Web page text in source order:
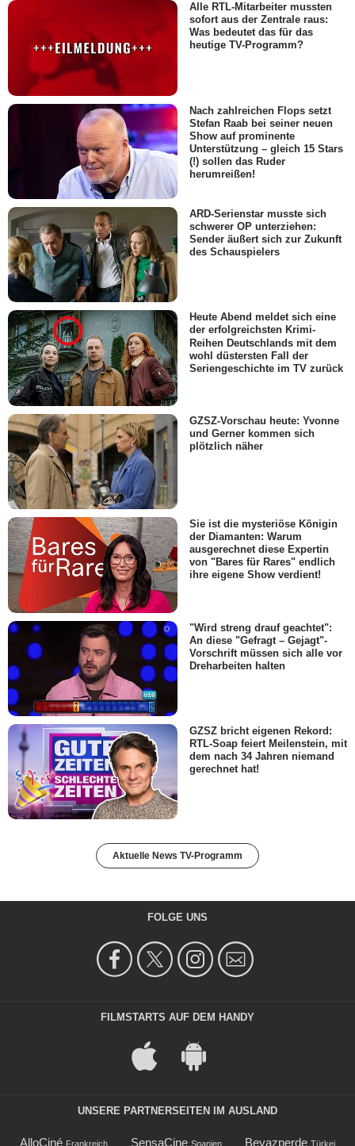
Alle RTL-Mitarbeiter mussten
sofort aus der Zentrale raus:
Was bedeutet das für das
heutige TV-Programm?
Nach zahlreichen Flops setzt
Stefan Raab bei seiner neuen
Show auf prominente
Unterstützung – gleich 15 Stars
(!) sollen das Ruder
herumreißen!
ARD-Serienstar musste sich
schwerer OP unterziehen:
Sender äußert sich zur Zukunft
des Schauspielers
Heute Abend meldet sich eine
der erfolgreichsten Krimi-
Reihen Deutschlands mit dem
wohl düstersten Fall der
Seriengeschichte im TV zurück
GZSZ-Vorschau heute: Yvonne
und Gerner kommen sich
plötzlich näher
Sie ist die mysteriöse Königin
der Diamanten: Warum
ausgerechnet diese Expertin
von "Bares für Rares" endlich
ihre eigene Show verdient!
"Wird streng drauf geachtet":
An diese "Gefragt – Gejagt"-
Vorschrift müssen sich alle vor
Dreharbeiten halten
GZSZ bricht eigenen Rekord:
RTL-Soap feiert Meilenstein, mit
dem nach 34 Jahren niemand
gerechnet hat!
Aktuelle News TV-Programm
FOLGE UNS
FILMSTARTS AUF DEM HANDY
UNSERE PARTNERSEITEN IM AUSLAND
AlloCiné Frankreich SensaCine Spanien Beyazperde Türkei